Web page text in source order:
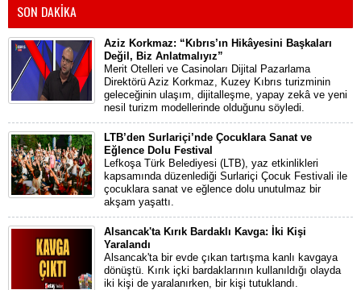
SON DAKİKA
Aziz Korkmaz: “Kıbrıs’ın Hikâyesini Başkaları
Değil, Biz Anlatmalıyız”
Merit Otelleri ve Casinoları Dijital Pazarlama
Direktörü Aziz Korkmaz, Kuzey Kıbrıs turizminin
geleceğinin ulaşım, dijitalleşme, yapay zekâ ve yeni
nesil turizm modellerinde olduğunu söyledi.
LTB’den Surlariçi’nde Çocuklara Sanat ve
Eğlence Dolu Festival
Lefkoşa Türk Belediyesi (LTB), yaz etkinlikleri
kapsamında düzenlediği Surlariçi Çocuk Festivali ile
çocuklara sanat ve eğlence dolu unutulmaz bir
akşam yaşattı.
Alsancak'ta Kırık Bardaklı Kavga: İki Kişi
Yaralandı
Alsancak'ta bir evde çıkan tartışma kanlı kavgaya
dönüştü. Kırık içki bardaklarının kullanıldığı olayda
iki kişi de yaralanırken, bir kişi tutuklandı.